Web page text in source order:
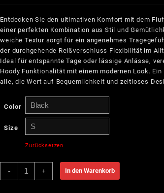
Entdecken Sie den ultimativen Komfort mit dem
einer perfekten Kombination aus Stil und
weiche Textur sorgt für ein angenehmes
der durchgehende Reißverschluss Flexibilität im
Ideal für entspannte Tage oder lässige Anlässe,
Hoody Funktionalität mit einem modernen Look.
alle, die Wert auf Bequemlichkeit und zeitloses
Color
Size
Zurücksetzen
-
Bowling
+ In den Warenkorb